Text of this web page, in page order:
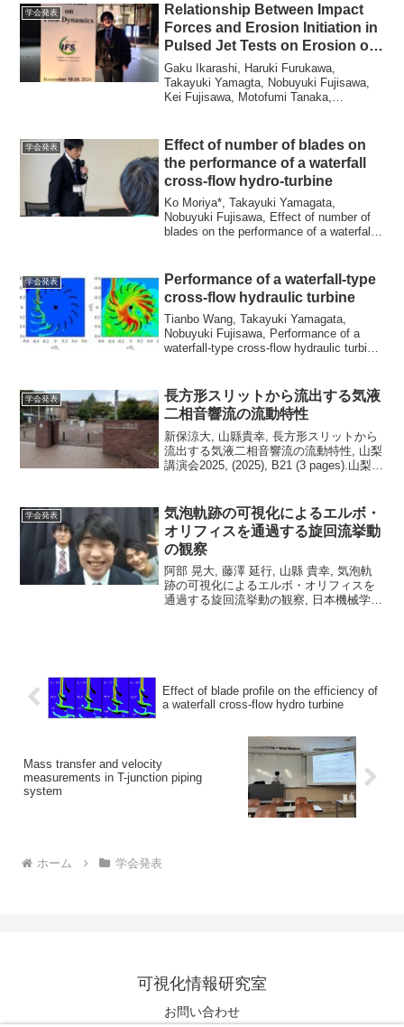
学会発表
Relationship Between Impact
Forces and Erosion Initiation in
Pulsed Jet Tests on Erosion of
Wind Turbine Blades
Gaku Ikarashi, Haruki Furukawa,
Takayuki Yamagta, Nobuyuki Fujisawa,
Kei Fujisawa, Motofumi Tanaka,
学会発表
Effect of number of blades on
the performance of a waterfall
cross-flow hydro-turbine
Ko Moriya*, Takayuki Yamagata,
Nobuyuki Fujisawa, Effect of number of
blades on the performance of a waterfall
学会発表
Performance of a waterfall-type
cross-flow hydraulic turbine
Tianbo Wang, Takayuki Yamagata,
Nobuyuki Fujisawa, Performance of a
waterfall-type cross-flow hydraulic turbine,
学会発表
長方形スリットから流出する気液
二相音響流の流動特性
新保涼大, 山縣貴幸, 長方形スリットから
流出する気液二相音響流の流動特性, 山梨
講演会2025, (2025), B21 (3 pages).山梨大
トから流出する...
学会発表
気泡軌跡の可視化によるエルボ・
オリフィスを通過する旋回流挙動
の観察
阿部 晃大, 藤澤 延行, 山縣 貴幸, 気泡軌
跡の可視化によるエルボ・オリフィスを
通過する旋回流挙動の観察, 日本機械学会
Effect of blade profile on the efficiency of
a waterfall cross-flow hydro turbine
Mass transfer and velocity
measurements in T-junction piping
system
ホーム 学会発表
可視化情報研究室
お問い合わせ